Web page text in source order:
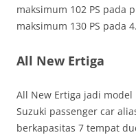
maksimum 102 PS pada
maksimum 130 PS pada
All New Ertiga
All New Ertiga jadi
Suzuki passenger car
berkapasitas 7 tempat